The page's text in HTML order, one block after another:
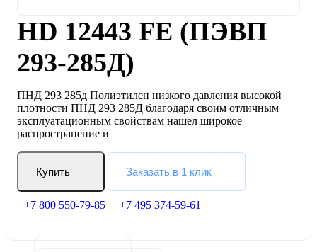
HD 12443 FE (ПЭВП
293-285Д)
ПНД 293 285д Полиэтилен низкого давления высокой
плотности ПНД 293 285Д благодаря своим отличным
эксплуатационным свойствам нашел широкое
распространение и
Купить Заказать в 1 клик
+7 800 550-79-85 +7 495 374-59-61